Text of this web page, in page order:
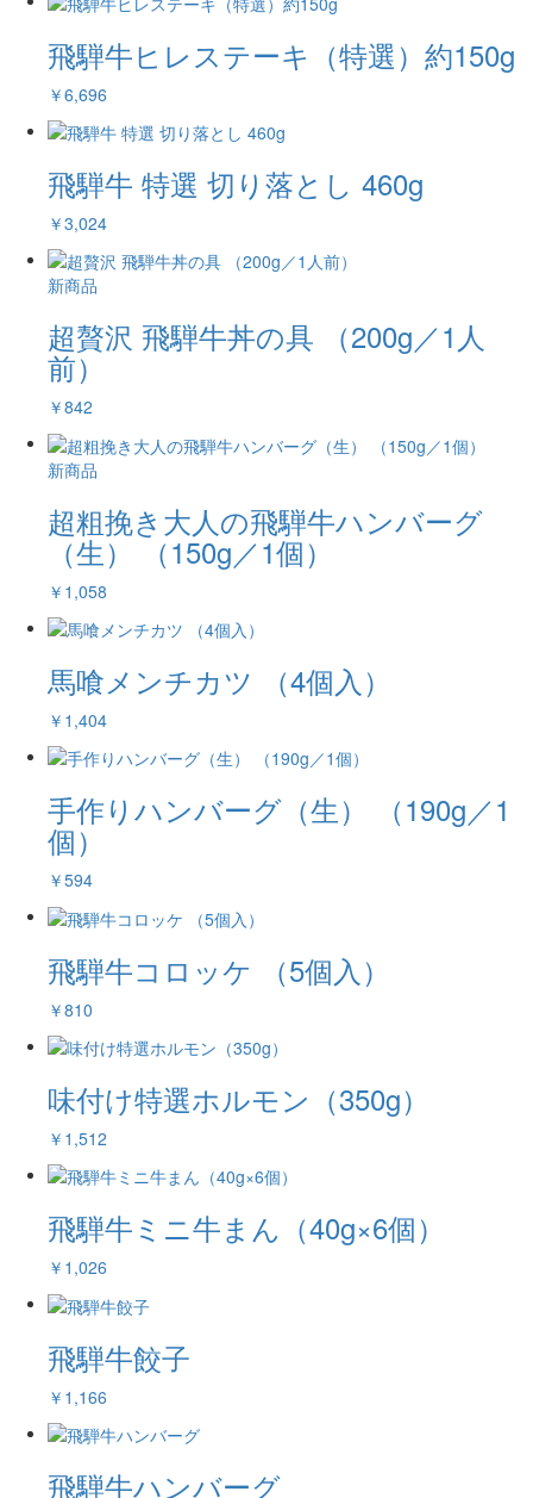
飛騨牛ヒレステーキ（特選）約150g
￥6,696
飛騨牛 特選 切り落とし 460g
￥3,024
新商品
超贅沢 飛騨牛丼の具 （200g／1人
前）
￥842
新商品
超粗挽き大人の飛騨牛ハンバーグ
（生） （150g／1個）
￥1,058
馬喰メンチカツ （4個入）
￥1,404
手作りハンバーグ（生） （190g／1
個）
￥594
飛騨牛コロッケ （5個入）
￥810
味付け特選ホルモン（350g）
￥1,512
飛騨牛ミニ牛まん（40g×6個）
￥1,026
飛騨牛餃子
￥1,166
飛騨牛ハンバーグ